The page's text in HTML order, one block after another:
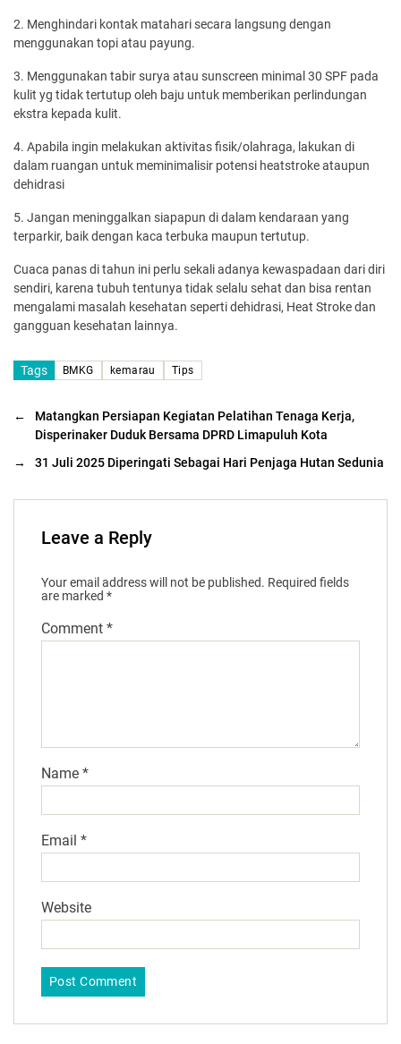
2. Menghindari kontak matahari secara langsung dengan
menggunakan topi atau payung.
3. Menggunakan tabir surya atau sunscreen minimal 30 SPF pada
kulit yg tidak tertutup oleh baju untuk memberikan perlindungan
ekstra kepada kulit.
4. Apabila ingin melakukan aktivitas fisik/olahraga, lakukan di
dalam ruangan untuk meminimalisir potensi heatstroke ataupun
dehidrasi
5. Jangan meninggalkan siapapun di dalam kendaraan yang
terparkir, baik dengan kaca terbuka maupun tertutup.
Cuaca panas di tahun ini perlu sekali adanya kewaspadaan dari diri
sendiri, karena tubuh tentunya tidak selalu sehat dan bisa rentan
mengalami masalah kesehatan seperti dehidrasi, Heat Stroke dan
gangguan kesehatan lainnya.
Tags BMKG kemarau Tips
←
Matangkan Persiapan Kegiatan Pelatihan Tenaga Kerja,
Disperinaker Duduk Bersama DPRD Limapuluh Kota
→
31 Juli 2025 Diperingati Sebagai Hari Penjaga Hutan Sedunia
Leave a Reply
Your email address will not be published. Required fields
are marked *
Comment *
Name *
Email *
Website